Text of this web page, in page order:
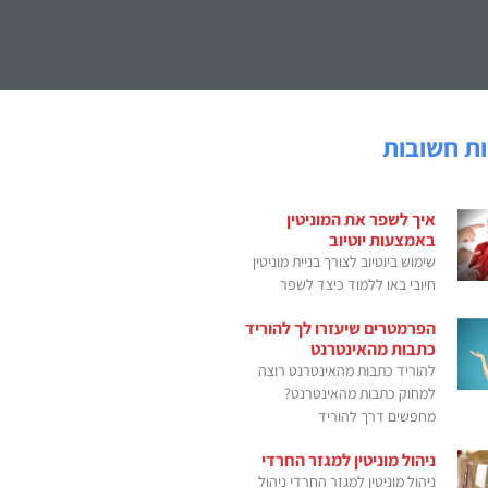
חשובות
איך לשפר את המוניטין
באמצעות יוטיוב
שימוש ביוטיוב לצורך בניית מוניטין
חיובי באו ללמוד כיצד לשפר
הפרמטרים שיעזרו לך להוריד
כתבות מהאינטרנט
להוריד כתבות מהאינטרנט רוצה
למחוק כתבות מהאינטרנט?
מחפשים דרך להוריד
ניהול מוניטין למגזר החרדי
ניהול מוניטין למגזר החרדי ניהול